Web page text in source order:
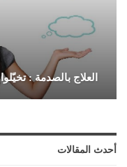
العلاج بالصدمة :
أحدث المقالات